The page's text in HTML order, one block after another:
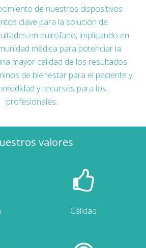
de nuestros dispositivos
clave para la solución de
en quirófano, implicando en
médica para potenciar la
mayor calidad de los resultados
de bienestar para el paciente y
y recursos para los
profesionales.
valores
Calidad